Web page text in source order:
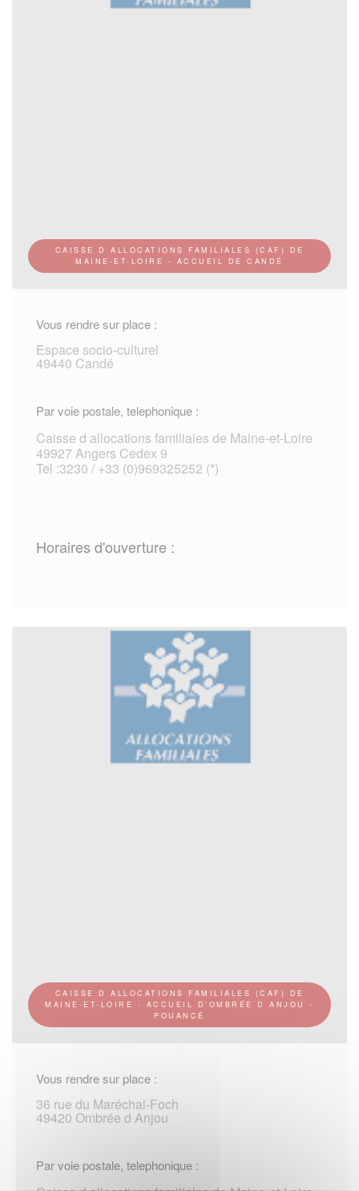
CAISSE D ALLOCATIONS FAMILIALES (CAF) DE
MAINE-ET-LOIRE - ACCUEIL DE CANDÉ
Vous rendre sur place :
Espace socio-culturel
49440 Candé
Par voie postale, telephonique :
Caisse d allocations familiales de Maine-et-Loire
49927 Angers Cedex 9
Tel :3230 / +33 (0)969325252 (*)
Horaires d'ouverture :
CAISSE D ALLOCATIONS FAMILIALES (CAF) DE
MAINE-ET-LOIRE - ACCUEIL D’OMBRÉE D ANJOU -
POUANCÉ
Vous rendre sur place :
36 rue du Maréchal-Foch
49420 Ombrée d Anjou
Par voie postale, telephonique :